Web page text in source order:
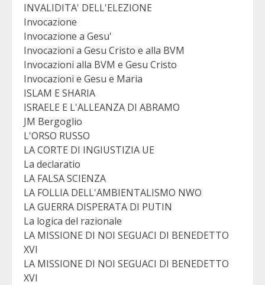
INVALIDITA' DELL'ELEZIONE
Invocazione
Invocazione a Gesu'
Invocazioni a Gesu Cristo e alla BVM
Invocazioni alla BVM e Gesu Cristo
Invocazioni e Gesu e Maria
ISLAM E SHARIA
ISRAELE E L'ALLEANZA DI ABRAMO
JM Bergoglio
L'ORSO RUSSO
LA CORTE DI INGIUSTIZIA UE
La declaratio
LA FALSA SCIENZA
LA FOLLIA DELL'AMBIENTALISMO NWO
LA GUERRA DISPERATA DI PUTIN
La logica del razionale
LA MISSIONE DI NOI SEGUACI DI BENEDETTO
XVI
LA MISSIONE DI NOI SEGUACI DI BENEDETTO
XVI